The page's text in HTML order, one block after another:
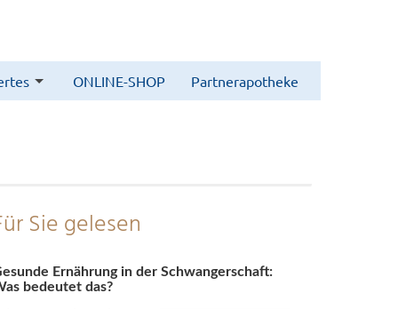
ONLINE-SHOP Partnerapotheke
Sie gelesen
Ernährung in der Schwangerschaft:
bedeutet das?